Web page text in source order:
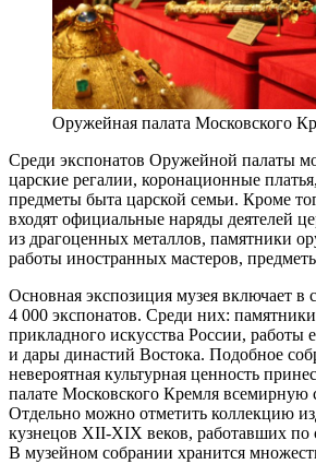
Оружейная палата Московского
Среди экспонатов Оружейной палаты
царские регалии, коронационные
предметы быта царской семьи. Кроме
входят официальные наряды деятелей
из драгоценных металлов, памятники
работы иностранных мастеров,
Основная экспозиция музея включает в
4 000 экспонатов. Среди них:
прикладного искусства России, работы
и дары династий Востока. Подобное
невероятная культурная ценность
палате Московского Кремля всемирную
Отдельно можно отметить коллекцию
кузнецов XII-XIX веков, работавших по
В музейном собрании хранится